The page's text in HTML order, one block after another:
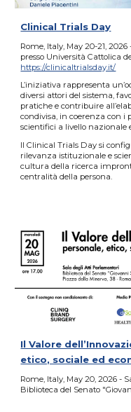
Clinical Trials Day
Rome, Italy, May 20-21,
presso Università Cattolica
https://clinicaltrialsday.it/
L’iniziativa rappresenta
diversi attori del sistema,
pratiche e contribuire
condivisa, in coerenza con
scientifici a livello nazionale
Il Clinical Trials Day si
rilevanza istituzionale e
cultura della ricerca
centralità della persona.
Il Valore
etico, sociale ed
Rome, Italy, May 20, 2026 -
Biblioteca del Senato